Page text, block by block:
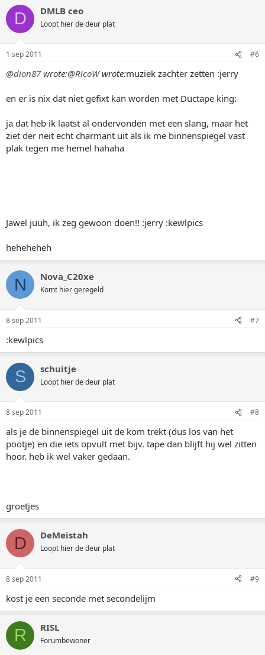
D DMLB ceo
Loopt hier de deur plat
1 sep 2011 #6
@dion87wrote:@RicoWwrote:muziek zachter zetten :jerry
en er is nix dat niet gefixt kan worden met Ductape king:
ja dat heb ik laatst al ondervonden met een slang, maar het
ziet der neit echt charmant uit als ik me binnenspiegel vast
plak tegen me hemel hahaha
Jawel juuh, ik zeg gewoon doen!! :jerry :kewlpics
heheheheh
N Nova_C20xe
Komt hier geregeld
8 sep 2011 #7
:kewlpics
S schuitje
Loopt hier de deur plat
8 sep 2011 #8
als je de binnenspiegel uit de kom trekt (dus los van het
pootje) en die iets opvult met bijv. tape dan blijft hij wel zitten
hoor. heb ik wel vaker gedaan.
groetjes
D DeMeistah
Loopt hier de deur plat
8 sep 2011 #9
kost je een seconde met secondelijm
R RISL
Forumbewoner